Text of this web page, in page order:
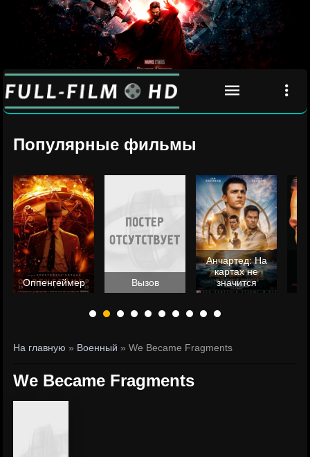
Популярные фильмы
Оппенгеймер Вызов
Анчартед: На
картах не
значится
На главную » Военный » We Became Fragments
We Became Fragments